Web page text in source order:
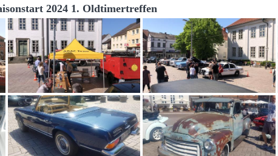
2024 1. Oldtimertreffen